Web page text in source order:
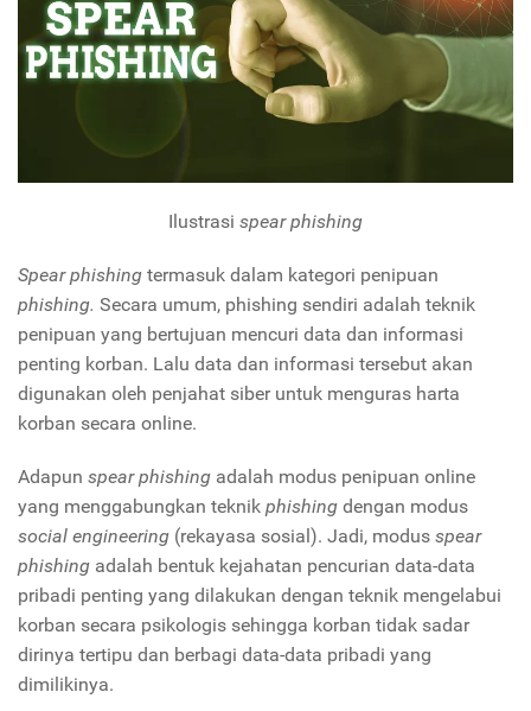
Ilustrasi spear phishing
Spear phishing termasuk dalam kategori penipuan
phishing. Secara umum, phishing sendiri adalah teknik
penipuan yang bertujuan mencuri data dan informasi
penting korban. Lalu data dan informasi tersebut akan
digunakan oleh penjahat siber untuk menguras harta
korban secara online.
Adapun spear phishing adalah modus penipuan online
yang menggabungkan teknik phishing dengan modus
social engineering (rekayasa sosial). Jadi, modus spear
phishing adalah bentuk kejahatan pencurian data-data
pribadi penting yang dilakukan dengan teknik mengelabui
korban secara psikologis sehingga korban tidak sadar
dirinya tertipu dan berbagi data-data pribadi yang
dimilikinya.